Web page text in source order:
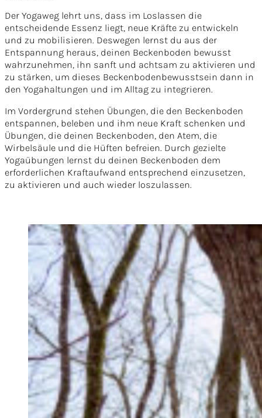
Der Yogaweg lehrt uns, dass im Loslassen die
entscheidende Essenz liegt, neue Kräfte zu entwickeln
und zu mobilisieren. Deswegen lernst du aus der
Entspannung heraus, deinen Beckenboden bewusst
wahrzunehmen, ihn sanft und achtsam zu aktivieren und
zu stärken, um dieses Beckenbodenbewusstsein dann in
den Yogahaltungen und im Alltag zu integrieren.
Im Vordergrund stehen Übungen, die den Beckenboden
entspannen, beleben und ihm neue Kraft schenken und
Übungen, die deinen Beckenboden, den Atem, die
Wirbelsäule und die Hüften befreien. Durch gezielte
Yogaübungen lernst du deinen Beckenboden dem
erforderlichen Kraftaufwand entsprechend einzusetzen,
zu aktivieren und auch wieder loszulassen.